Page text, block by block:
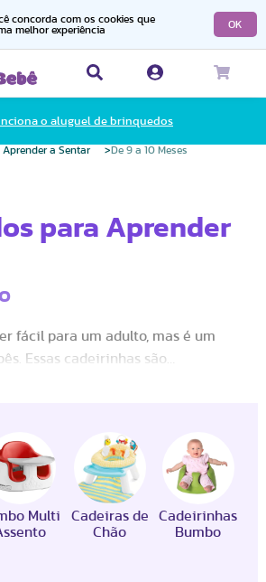
concorda com os cookies que
melhor experiência
OK
o aluguel de brinquedos
a Sentar De 9 a 10 Meses
para Aprender
são
para auxiliar e ensinar os
Multi
Cadeiras de
Chão
Cadeirinhas
Bumbo